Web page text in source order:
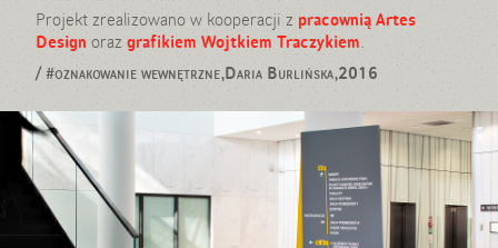
Projekt zrealizowano w kooperacji z pracownią Artes
Design oraz grafikiem Wojtkiem Traczykiem
/#oznakowanie wewnętrzne,Daria Burlińska,2016